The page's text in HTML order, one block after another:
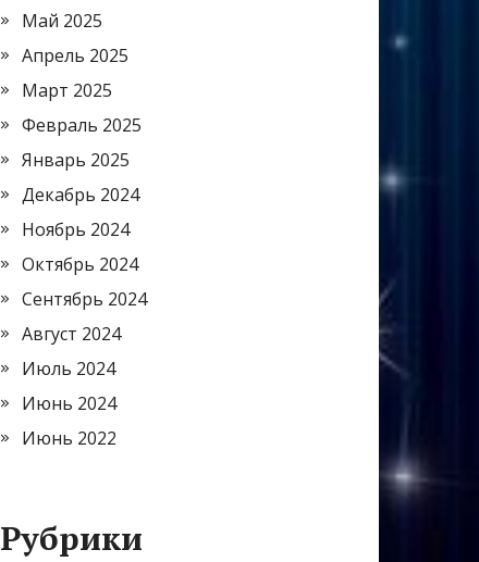
Май 2025
Апрель 2025
Март 2025
Февраль 2025
Январь 2025
Декабрь 2024
Ноябрь 2024
Октябрь 2024
Сентябрь 2024
Август 2024
Июль 2024
Июнь 2024
Июнь 2022
Рубрики